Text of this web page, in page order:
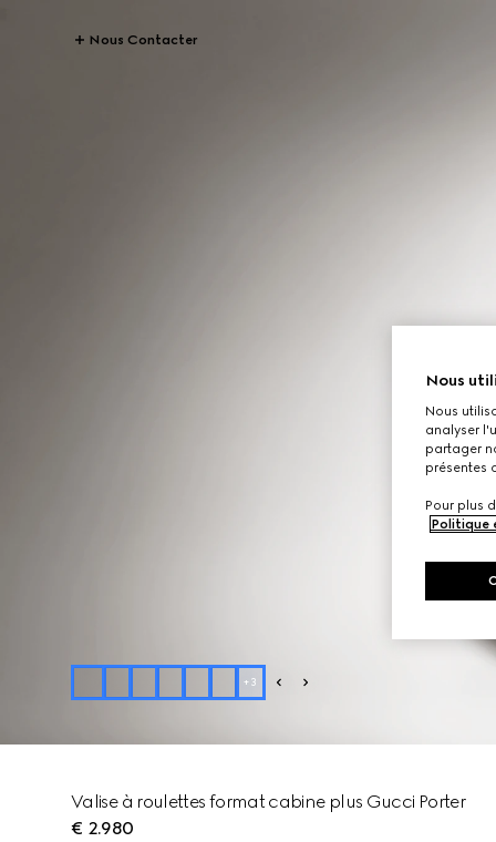
Nous Contacter
+ 3
Valise à roulettes format cabine plus Gucci Porter
€ 2.980
Nous
Nous
analyser
partager
présentes
Pour plus
Politique